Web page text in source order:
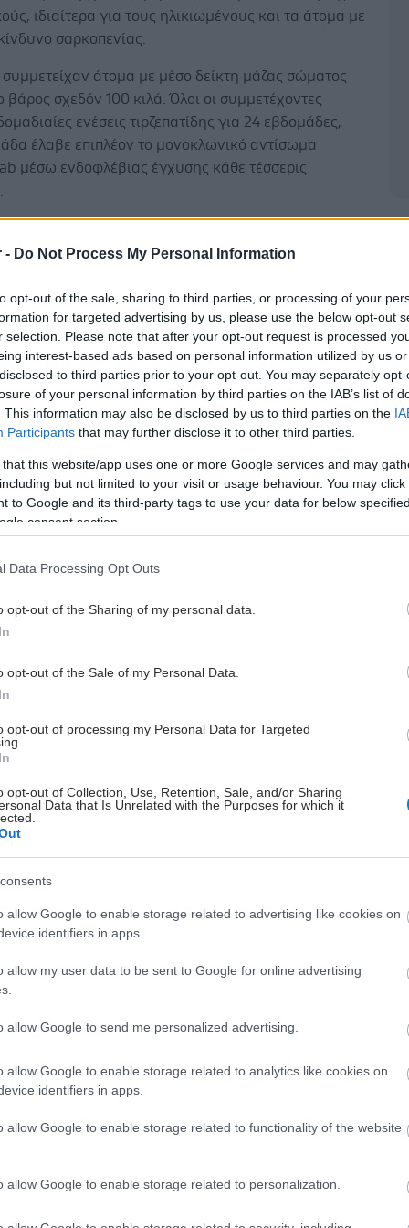
- Do Not Process My Personal Information
opt-out of the sale, sharing to third parties, or processing of your
for targeted advertising by us, please use the below opt-out
selection. Please note that after your opt-out request is processed
interest-based ads based on personal information utilized by us
to third parties prior to your opt-out. You may separately
of your personal information by third parties on the IAB’s list of
This information may also be disclosed by us to third parties on the
Participants that may further disclose it to other third parties.
that this website/app uses one or more Google services and may
but not limited to your visit or usage behaviour. You may
to Google and its third-party tags to use your data for below
consent section.
Data Processing Opt Outs
opt-out of the Sharing of my personal data.
opt-out of the Sale of my Personal Data.
opt-out of processing my Personal Data for Targeted
opt-out of Collection, Use, Retention, Sale, and/or Sharing
Data that Is Unrelated with the Purposes for which it
allow Google to enable storage related to advertising like cookies on
identifiers in apps.
allow my user data to be sent to Google for online advertising
allow Google to send me personalized advertising.
allow Google to enable storage related to analytics like cookies on
identifiers in apps.
allow Google to enable storage related to functionality of the website
allow Google to enable storage related to personalization.
ιδιαίτερα για τους ηλικιωμένους και τα άτομα με
σαρκοπενίας.
συμμετείχαν άτομα με μέσο δείκτη μάζας σώματος
βάρος σχεδόν 100 κιλά. Όλοι οι συμμετέχοντες
ενέσεις τιρζεπατίδης για 24 εβδομάδες,
έλαβε επιπλέον το μονοκλωνικό αντίσωμα
μέσω ενδοφλέβιας έγχυσης κάθε τέσσερις
δρα αναστέλλοντας τη μυοστατίνη, μια
περιορίζει την ανάπτυξη των μυών. Με τον τρόπο
στη διατήρηση της μυϊκής μάζας κατά τη
απώλειας βάρους.
έδειξαν ότι και οι δύο ομάδες έχασαν παρόμοιο
βάρους, περίπου 11% έως 12%. Ωστόσο, οι
που έλαβαν apitegromab έχασαν κατά μέσο όρο
μάζας σώματος, έναντι 3,5 κιλών στην ομάδα που
τιρζεπατίδη.
σαφείς βελτιώσεις στη μυϊκή δύναμη ή
κινητικότητα των συμμετεχόντων.
αυτό παραμένει ανοιχτό το ερώτημα κατά πόσο η
της μυϊκής μάζας θα μεταφραστεί σε ουσιαστικά
υπογραμμίζουν ότι η πιο αποτελεσματική στρατηγική
λίπους με ταυτόχρονη διατήρηση της μυϊκής μάζας
συστηματικής άσκησης και αλλαγών στη
και τις διατροφικές συνήθειες.
παρεμβάσεις που θα μπορούσαν να βελτιώσουν την
απώλειας βάρους κατά τη φαρμακευτική
νόσοι του εντέρου συνδέονται με αυξημένο